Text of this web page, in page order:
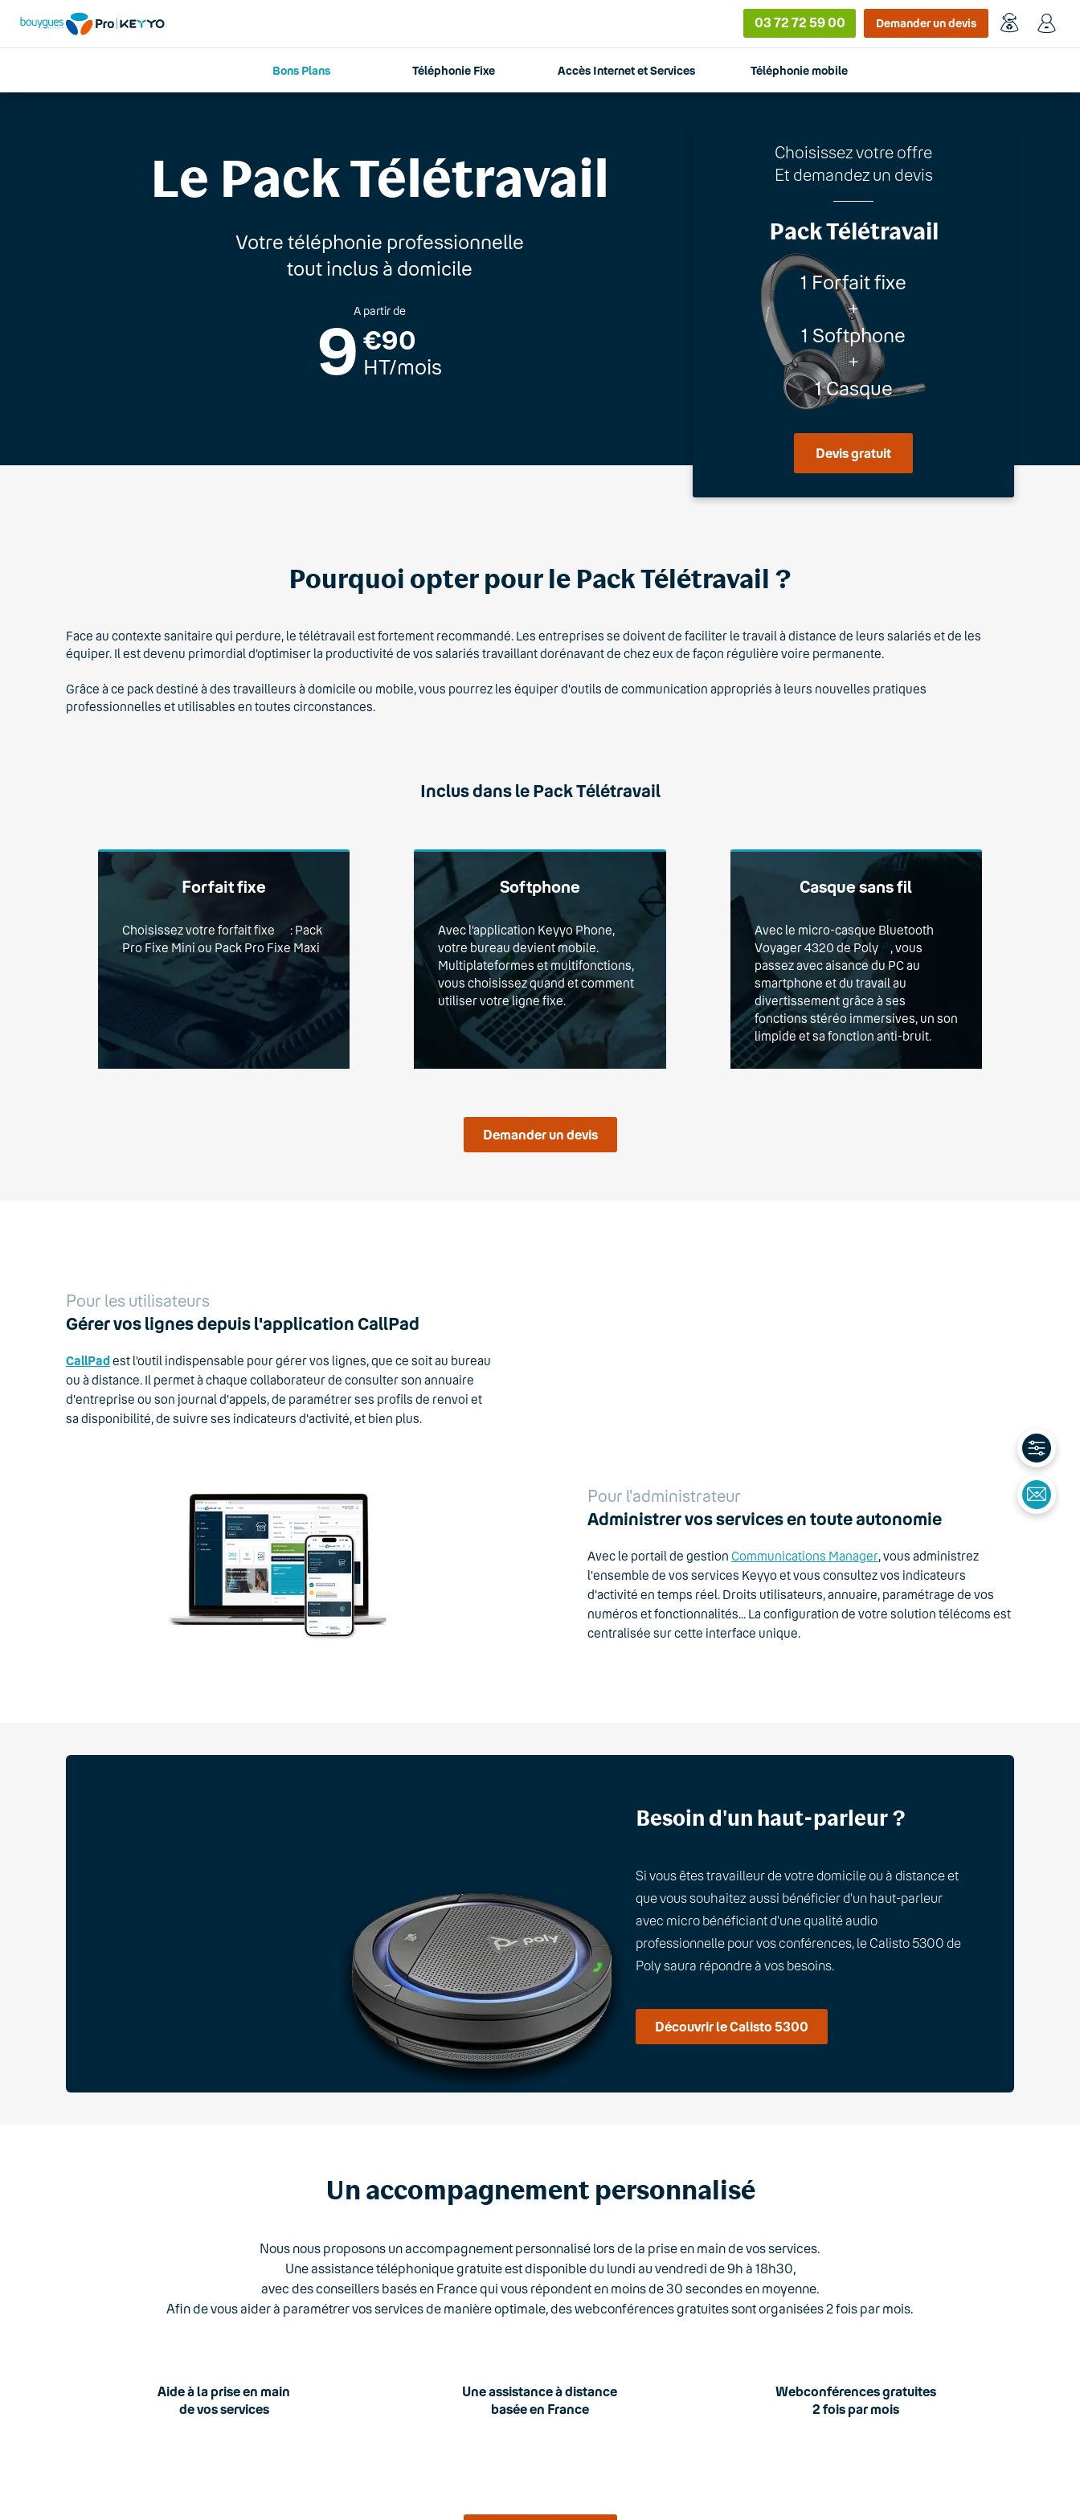
03 72 72 59 00 Demander un devis
Bons Plans Téléphonie Fixe Accès Internet et Services Téléphonie mobile
Le Pack Télétravail
Votre téléphonie professionnelle
tout inclus à domicile
A partir de
9 €90
HT/mois
Choisissez votre offre
Et demandez un devis
Pack Télétravail
1 Forfait fixe
+
1 Softphone
+
1 Casque
Devis gratuit
Pourquoi opter pour le Pack Télétravail ?
Face au contexte sanitaire qui perdure, le télétravail est fortement recommandé. Les entreprises se doivent de faciliter le travail à distance de leurs salariés et de les
équiper. Il est devenu primordial d’optimiser la productivité de vos salariés travaillant dorénavant de chez eux de façon régulière voire permanente.
Grâce à ce pack destiné à des travailleurs à domicile ou mobile, vous pourrez les équiper d'outils de communication appropriés à leurs nouvelles pratiques
professionnelles et utilisables en toutes circonstances.
Inclus dans le Pack Télétravail
Forfait fixe
Choisissez votre forfait fixe
: Pack
Pro Fixe Mini ou Pack Pro Fixe Maxi
Softphone
Avec l’application Keyyo Phone,
votre bureau devient mobile.
Multiplateformes et multifonctions,
vous choisissez quand et comment
utiliser votre ligne fixe.
Casque sans fil
Avec le micro-casque Bluetooth
Voyager 4320 de Poly (2) , vous
passez avec aisance du PC au
smartphone et du travail au
divertissement grâce à ses
fonctions stéréo immersives, un son
limpide et sa fonction anti-bruit.
Demander un devis
Pour les utilisateurs
Gérer vos lignes depuis l'application CallPad
CallPadest l’outil indispensable pour gérer vos lignes, que ce soit au bureau
ou à distance. Il permet à chaque collaborateur de consulter son annuaire
d'entreprise ou son journal d'appels, de paramétrer ses profils de renvoi et
sa disponibilité, de suivre ses indicateurs d'activité, et bien plus.
Pour l'administrateur
Administrer vos services en toute autonomie
Avec le portail de gestion Communications Manager, vous administrez
l'ensemble de vos services Keyyo et vous consultez vos indicateurs
d'activité en temps réel. Droits utilisateurs, annuaire, paramétrage de vos
numéros et fonctionnalités... La configuration de votre solution télécoms est
centralisée sur cette interface unique.
Besoin d'un haut-parleur ?
Si vous êtes travailleur de votre domicile ou à distance et
que vous souhaitez aussi bénéficier d’un haut-parleur
avec micro bénéficiant d’une qualité audio
professionnelle pour vos conférences, le Calisto 5300 de
Poly saura répondre à vos besoins.
Découvrir le Calisto 5300
Un accompagnement personnalisé
Nous nous proposons un accompagnement personnalisé lors de la prise en main de vos services.
Une assistance téléphonique gratuite est disponible du lundi au vendredi de 9h à 18h30,
avec des conseillers basés en France qui vous répondent en moins de 30 secondes en moyenne.
Afin de vous aider à paramétrer vos services de manière optimale, des webconférences gratuites sont organisées 2 fois par mois.
Aide à la prise en main
de vos services
Une assistance à distance
basée en France
Webconférences gratuites
2 fois par mois